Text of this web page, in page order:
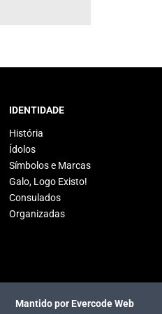
IDENTIDADE
História
Ídolos
Símbolos e Marcas
Galo, Logo Existo!
Consulados
Organizadas
Mantido por Evercode Web